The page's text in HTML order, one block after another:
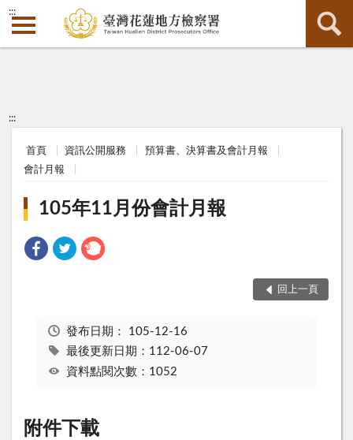
:::
:::
首頁 資訊公開服務
預算書、決算書及會計月報
會計月報
105年11月份會計月報
回上一頁
發布日期： 105-12-16
最後更新日期：112-06-07
資料點閱次數：1052
附件下載